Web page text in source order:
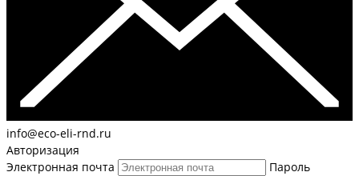
info@eco-eli-rnd.ru
Авторизация
Электронная почта
Пароль